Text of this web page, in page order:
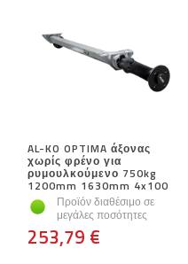
AL-KO OPTIMA άξονας
χωρίς φρένο για
ρυμουλκούμενο 750kg
1200mm 1630mm 4x100
Προϊόν διαθέσιμο σε
μεγάλες ποσότητες
253,79 €